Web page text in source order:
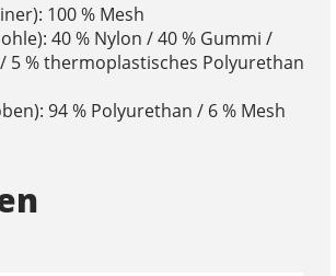
100 % Mesh
40 % Nylon / 40 % Gummi /
5 % thermoplastisches Polyurethan
94 % Polyurethan / 6 % Mesh